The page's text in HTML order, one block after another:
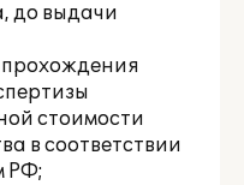
до выдачи
стоимости
в соответствии
РФ;